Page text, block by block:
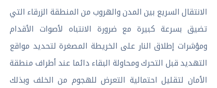
الانتقال السريع بين المدن والهروب من المنطقة الزرقاء التي
تضيق بسرعة كبيرة مع ضرورة الانتباه لأصوات الأقدام
ومؤشرات إطلاق النار على الخريطة المصغرة لتحديد مواقع
التهديد قبل التحرك ومحاولة البقاء دائما عند أطراف منطقة
الأمان لتقليل احتمالية التعرض للهجوم من الخلف وبذلك